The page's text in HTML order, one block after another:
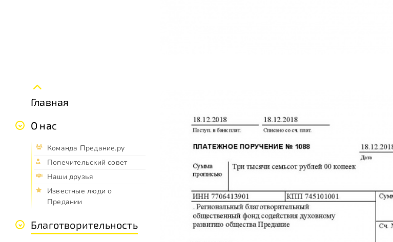
Главная
О нас
Команда Предание.ру
Попечительский совет
Наши друзья
Известные люди о
Предании
Благотворительность